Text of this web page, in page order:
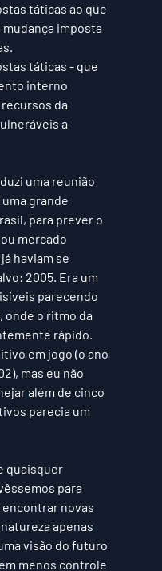
táticas ao que
imposta
táticas - que
interno
da
a
uma reunião
grande
para prever o
mercado
haviam se
2005. Era um
parecendo
onde o ritmo da
rápido.
em jogo (o ano
), mas eu não
além de cinco
parecia um
quaisquer
para
novas
apenas
visão do futuro
menos controle